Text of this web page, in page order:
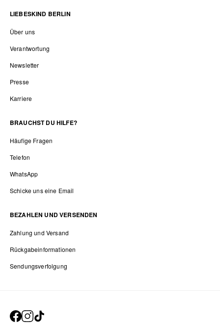
LIEBESKIND BERLIN
Über uns
Verantwortung
Newsletter
Presse
Karriere
BRAUCHST DU HILFE?
Häufige Fragen
Telefon
WhatsApp
Schicke uns eine Email
BEZAHLEN UND VERSENDEN
Zahlung und Versand
Rückgabeinformationen
Sendungsverfolgung